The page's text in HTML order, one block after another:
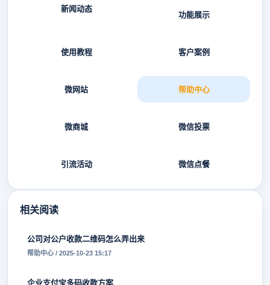
新闻动态
功能展示
使用教程 客户案例
微网站 帮助中心
微商城 微信投票
引流活动 微信点餐
相关阅读
公司对公户收款二维码怎么弄出来
帮助中心 / 2025-10-23 15:17
企业支付宝多码收款方案